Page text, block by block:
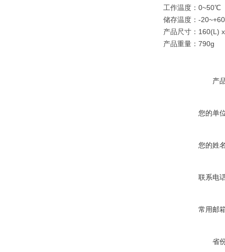
工作温度：0~50℃
储存温度：-
产品尺寸：160(L)
产品重量：790g
产
您的单
您的姓
联系电
常用邮
省